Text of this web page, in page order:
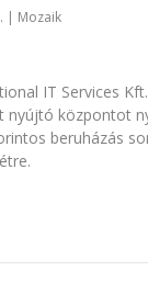
| Mozaik
IT Services
nyújtó központot
beruházás